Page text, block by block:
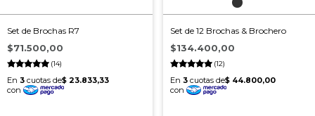
Set de Brochas R7
(14)
$71.500,00
Set de 12 Brochas & Brochero
(12)
$134.400,00